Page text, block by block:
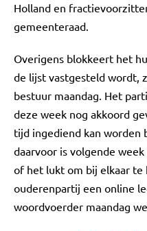
Holland en
gemeenteraad.
Overigens blokkeert het
de lijst vastgesteld wordt,
bestuur maandag. Het
deze week nog akkoord
tijd ingediend kan worden
daarvoor is volgende
of het lukt om bij elkaar te
ouderenpartij een online
woordvoerder maandag